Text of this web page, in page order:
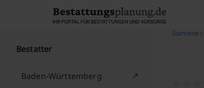
Bestatter
Baden-Württemberg
Startseite /